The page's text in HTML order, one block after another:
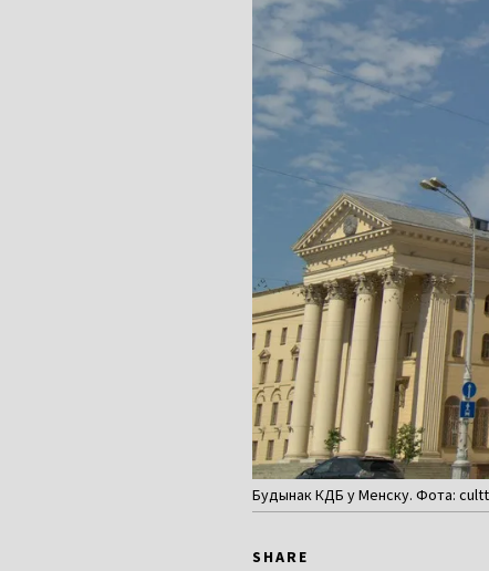
Будынак КДБ у Менску. Фота:
SHARE